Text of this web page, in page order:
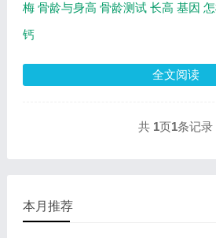
梅 骨龄与身高 骨龄测试 长高 基因
钙
全文阅读
共 1页1条记录
本月推荐